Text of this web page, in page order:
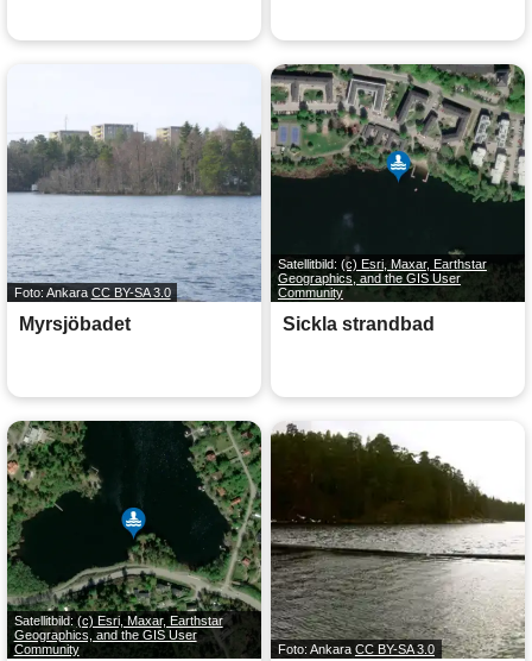
Foto: Ankara CC BY-SA 3.0
Myrsjöbadet
Satellitbild: (c) Esri, Maxar, Earthstar
Geographics, and the GIS User
Community
Sickla strandbad
Satellitbild: (c) Esri, Maxar, Earthstar
Geographics, and the GIS User
Community
Foto: Ankara CC BY-SA 3.0